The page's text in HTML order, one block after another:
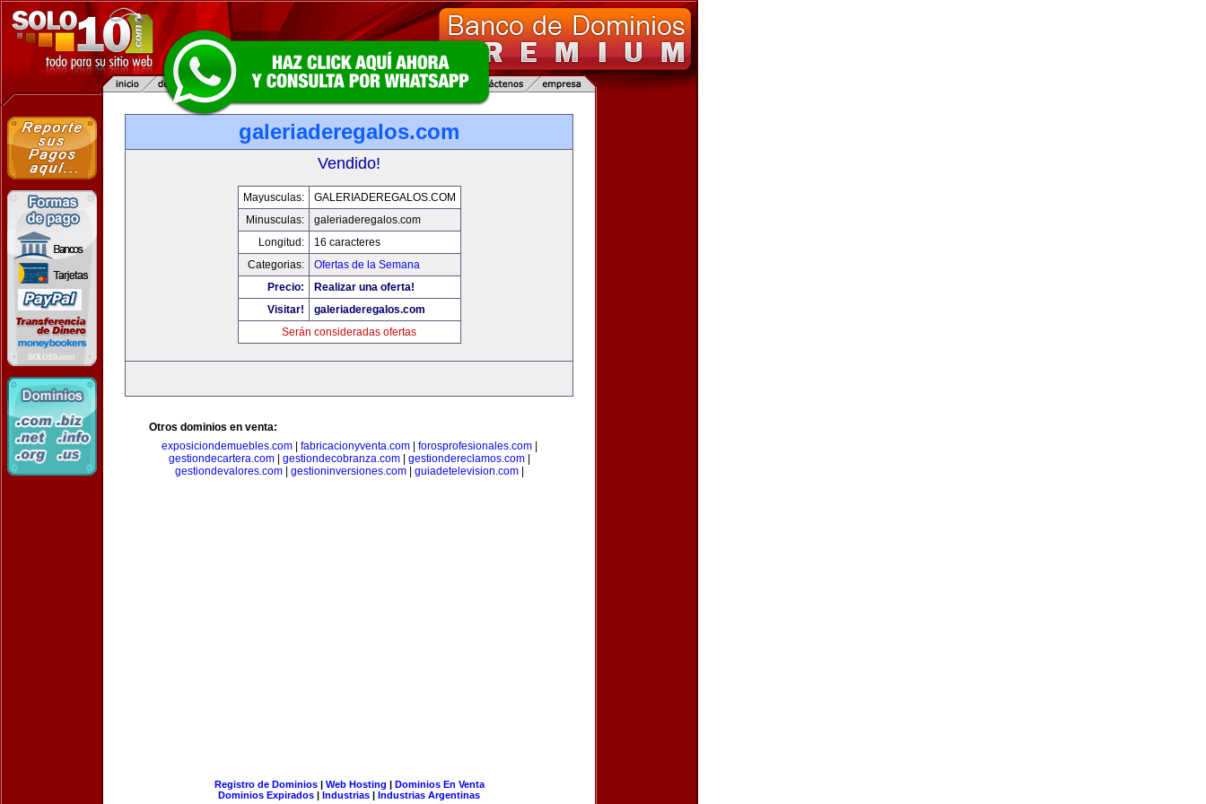
galeriaderegalos.com
Vendido!
Mayusculas:
GALERIADEREGALOS.COM
Minusculas:
galeriaderegalos.com
Longitud:
16 caracteres
Categorias:
Ofertas de la Semana
Precio:
Realizar una oferta!
Visitar!
galeriaderegalos.com
Serán consideradas ofertas
Otros dominios en venta:
exposiciondemuebles.com| fabricacionyventa.com| forosprofesionales.com|
gestiondecartera.com| gestiondecobranza.com| gestiondereclamos.com|
gestiondevalores.com| gestioninversiones.com| guiadetelevision.com|
Registro de Dominios| Web Hosting | Dominios En Venta
Dominios Expirados | Industrias | Industrias Argentinas